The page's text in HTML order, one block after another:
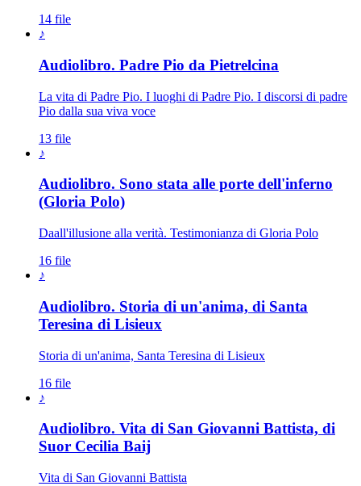
14 file
♪
Audiolibro. Padre Pio da Pietrelcina
La vita di Padre Pio. I luoghi di Padre Pio. I discorsi di padre
Pio dalla sua viva voce
13 file
♪
Audiolibro. Sono stata alle porte dell'inferno
(Gloria Polo)Novissimi · Morte · Giudizio ·
Daall'illusione alla verità. Testimonianza di Gloria Polo
16 file
♪
Audiolibro. Storia di un'anima, di Santa
Teresina di Lisieux
Storia di un'anima, Santa Teresina di Lisieux
16 file
♪
Audiolibro. Vita di San Giovanni Battista, di
Suor Cecilia Baij
Vita di San Giovanni Battista